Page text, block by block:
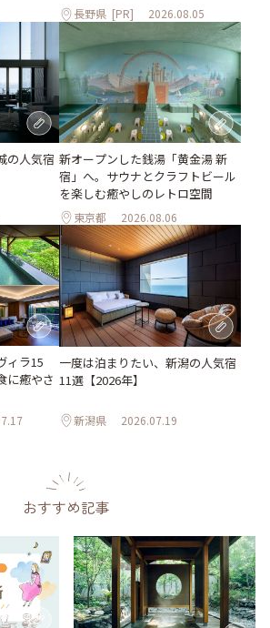
長野県 [PR] 2026.08.05
の人気宿 新オープンした銭湯「黄金湯 新
宿」へ。サウナとクラフトビール
を楽しむ癒やしのレトロ空間
東京都 2026.08.06
ィラ15
に癒やさ
一度は泊まりたい、新潟の人気宿
11選【2026年】
新潟県 2026.07.19
おすすめ記事